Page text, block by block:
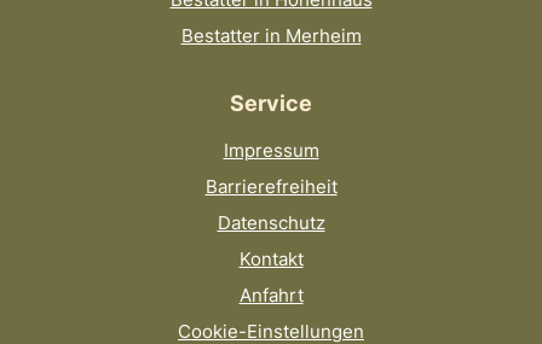
Bestatter in Merheim
Service
Impressum
Barrierefreiheit
Datenschutz
Kontakt
Anfahrt
Cookie-Einstellungen